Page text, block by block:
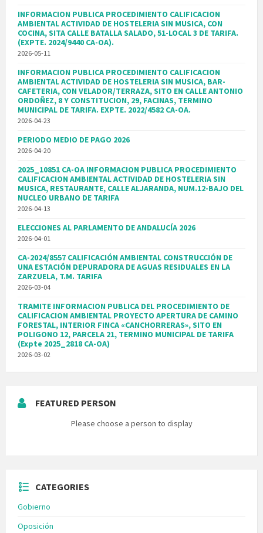
INFORMACION PUBLICA PROCEDIMIENTO CALIFICACION
AMBIENTAL ACTIVIDAD DE HOSTELERIA SIN MUSICA, CON
COCINA, SITA CALLE BATALLA SALADO, 51-LOCAL 3 DE TARIFA.
(EXPTE. 2024/9440 CA-OA).
2026-05-11
INFORMACION PUBLICA PROCEDIMIENTO CALIFICACION
AMBIENTAL ACTIVIDAD DE HOSTELERIA SIN MUSICA, BAR-
CAFETERIA, CON VELADOR/TERRAZA, SITO EN CALLE ANTONIO
ORDOÑEZ, 8 Y CONSTITUCION, 29, FACINAS, TERMINO
MUNICIPAL DE TARIFA. EXPTE. 2022/4582 CA-OA.
2026-04-23
PERIODO MEDIO DE PAGO 2026
2026-04-20
2025_10851 CA-OA INFORMACION PUBLICA PROCEDIMIENTO
CALIFICACION AMBIENTAL ACTIVIDAD DE HOSTELERIA SIN
MUSICA, RESTAURANTE, CALLE ALJARANDA, NUM.12-BAJO DEL
NUCLEO URBANO DE TARIFA
2026-04-13
ELECCIONES AL PARLAMENTO DE ANDALUCÍA 2026
2026-04-01
CA-2024/8557 CALIFICACIÓN AMBIENTAL CONSTRUCCIÓN DE
UNA ESTACIÓN DEPURADORA DE AGUAS RESIDUALES EN LA
ZARZUELA, T.M. TARIFA
2026-03-04
TRAMITE INFORMACION PUBLICA DEL PROCEDIMIENTO DE
CALIFICACION AMBIENTAL PROYECTO APERTURA DE CAMINO
FORESTAL, INTERIOR FINCA «CANCHORRERAS», SITO EN
POLIGONO 12, PARCELA 21, TERMINO MUNICIPAL DE TARIFA
(Expte 2025_2818 CA-OA)
2026-03-02
FEATURED PERSON
Please choose a person to display
CATEGORIES
Gobierno
Oposición